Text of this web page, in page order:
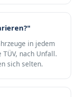
in jedem
nach Unfall.
sich selten.